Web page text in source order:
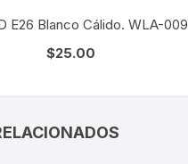
E26 Blanco Cálido. WLA-
$25.00